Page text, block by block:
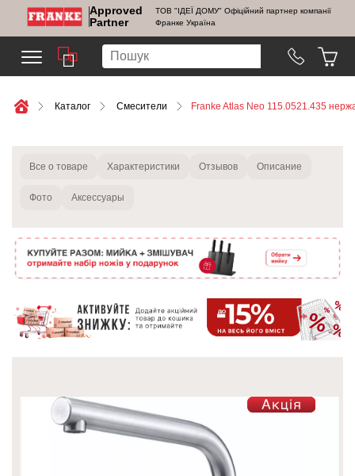
Approved
Partner
ТОВ "ІДЕЇ ДОМУ" Офіційний партнер компанії
Франке Україна
Каталог Смесители Franke Atlas Neo 115.0521.435
Все о товаре Характеристики Отзывов Описание
Фото Аксессуары